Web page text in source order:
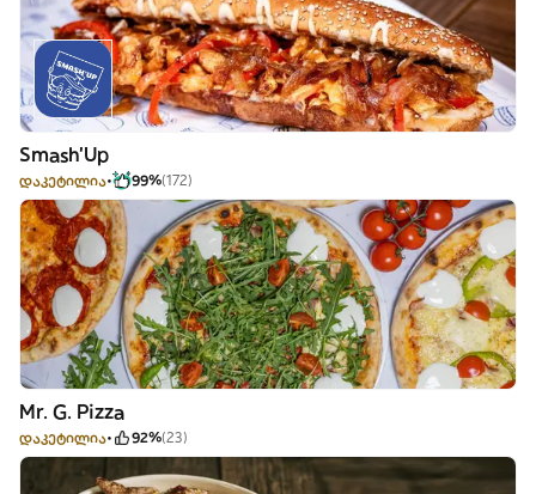
Smash'Up
დაკეტილია 99%(172)
Mr. G. Pizza
დაკეტილია 92%(23)